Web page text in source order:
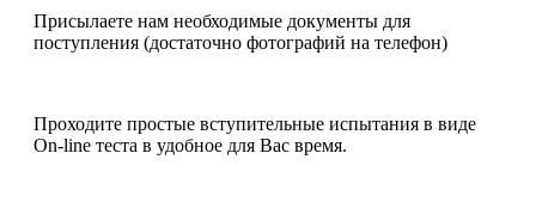
Присылаете нам необходимые документы для
поступления (достаточно фотографий на телефон)
Проходите простые вступительные испытания в виде
On-line теста в удобное для Вас время.